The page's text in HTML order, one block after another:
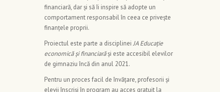
financiară, dar și să îi inspire să adopte un
comportament responsabil în ceea ce privește
finanțele proprii.
Proiectul este parte a disciplineiJA Educație
economică și financiarăși este accesibil elevilor
de gimnaziu încă din anul 2021.
Pentru un proces facil de învățare, profesorii și
elevii înscriși în program au acces gratuit la